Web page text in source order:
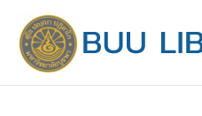
content